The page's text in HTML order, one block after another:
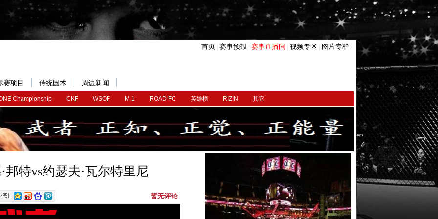
首页 赛事预报 赛事直播间 视频专区 图片专栏
Championship CKF WSOF M-1 ROAD FC 英雄榜 RIZIN 其它
赛项目 传统国术 周边新闻
邦特vs约瑟夫·瓦尔特里尼
暂无评论